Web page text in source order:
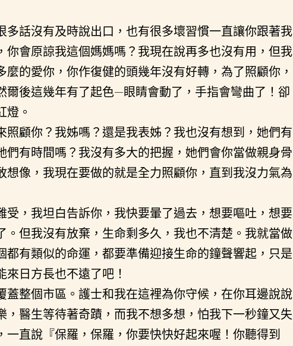
多話沒有及時說出口，也有很多壞習慣一直讓你跟著我
你會原諒我這個媽媽嗎？我現在說再多也沒有用，但我
麼的愛你，你作復健的頭幾年沒有好轉，為了照顧你，
爾後這幾年有了起色—眼睛會動了，手指會彎曲了！卻
燈。
照顧你？我姊嗎？還是我表姊？我也沒有想到，她們有
們有時間嗎？我沒有多大的把握，她們會你當做親身骨
想像，我現在要做的就是全力照顧你，直到我沒力氣為
受，我坦白告訴你，我快要暈了過去，想要嘔吐，想要
。但我沒有放棄，生命剩多久，我也不清楚。我就當做
都有類似的命運，都要準備迎接生命的鐘聲響起，只是
日方長也不遠了吧！
蓋整個市區。護士和我在這裡為你守候，在你耳邊說說
，醫生等待著奇蹟，而我不想多想，怕我下一秒鐘又失
一直說『保羅，保羅，你要快快好起來喔！你聽得到